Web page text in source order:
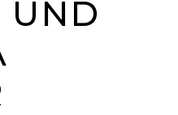
UND